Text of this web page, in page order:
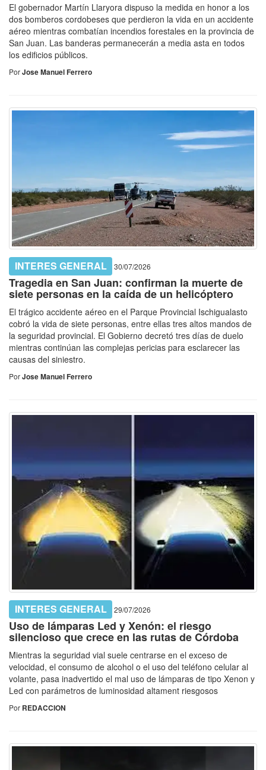
El gobernador Martín Llaryora dispuso la medida en honor a los
dos bomberos cordobeses que perdieron la vida en un accidente
aéreo mientras combatían incendios forestales en la provincia de
San Juan. Las banderas permanecerán a media asta en todos
los edificios públicos.
PorJose Manuel Ferrero
INTERES GENERAL 30/07/2026
Tragedia en San Juan: confirman la muerte de
siete personas en la caída de un helicóptero
El trágico accidente aéreo en el Parque Provincial Ischigualasto
cobró la vida de siete personas, entre ellas tres altos mandos de
la seguridad provincial. El Gobierno decretó tres días de duelo
mientras continúan las complejas pericias para esclarecer las
causas del siniestro.
PorJose Manuel Ferrero
INTERES GENERAL 29/07/2026
Uso de lámparas Led y Xenón: el riesgo
silencioso que crece en las rutas de Córdoba
Mientras la seguridad vial suele centrarse en el exceso de
velocidad, el consumo de alcohol o el uso del teléfono celular al
volante, pasa inadvertido el mal uso de lámparas de tipo Xenon y
Led con parámetros de luminosidad altament riesgosos
Por REDACCION